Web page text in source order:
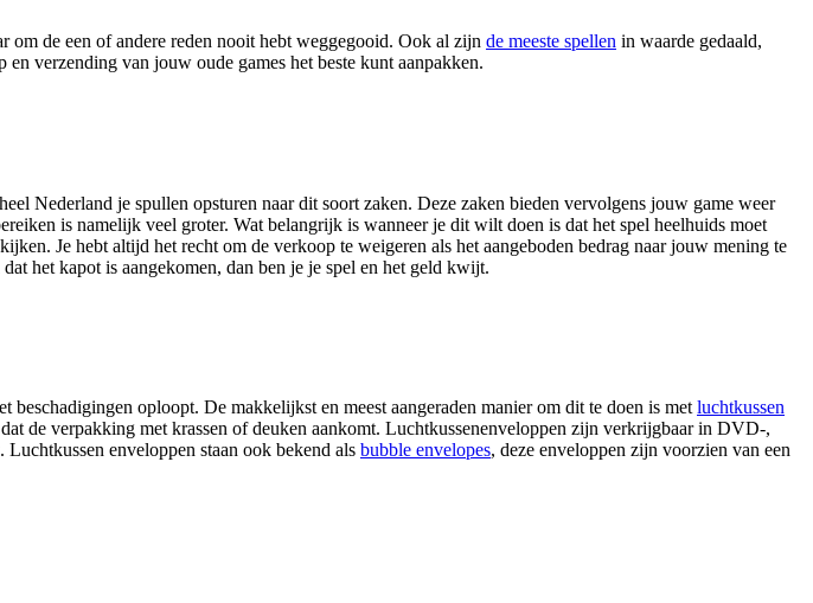
om de een of andere reden nooit hebt weggegooid. Ook al zijn de meeste spellen in waarde gedaald,
verzending van jouw oude games het beste kunt aanpakken.
Nederland je spullen opsturen naar dit soort zaken. Deze zaken bieden vervolgens jouw game weer
is namelijk veel groter. Wat belangrijk is wanneer je dit wilt doen is dat het spel heelhuids moet
Je hebt altijd het recht om de verkoop te weigeren als het aangeboden bedrag naar jouw mening te
het kapot is aangekomen, dan ben je je spel en het geld kwijt.
oploopt. De makkelijkst en meest aangeraden manier om dit te doen is metluchtkussen
de verpakking met krassen of deuken aankomt. Luchtkussenenveloppen zijn verkrijgbaar in DVD-,
enveloppen staan ook bekend als bubble envelopes, deze enveloppen zijn voorzien van een